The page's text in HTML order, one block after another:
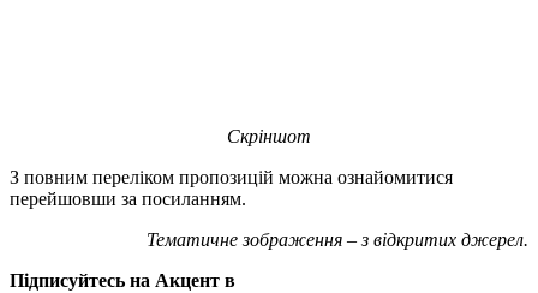
Скріншот
З повним переліком пропозицій можна ознайомитися
перейшовши за посиланням.
Тематичне зображення – з відкритих джерел.
Підписуйтесь на Акцент в